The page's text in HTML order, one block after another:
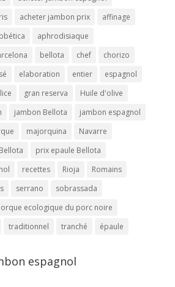
acheter jambon prix
affinage
aphrodisiaque
bellota chef
chorizo
elaboration entier
espagnol
gran reserva
Huile d'olive
jambon Bellota
jambon espagnol
majorquina
Navarre
prix epaule Bellota
recettes Rioja
Romains
serrano
sobrassada
ecologique du porc noire
traditionnel tranché épaule
espagnol